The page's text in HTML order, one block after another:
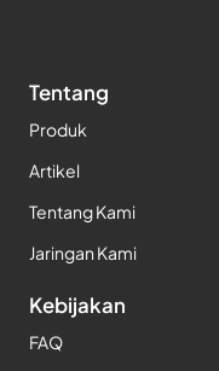
Tentang
Produk
Artikel
Tentang Kami
Jaringan Kami
Kebijakan
FAQ